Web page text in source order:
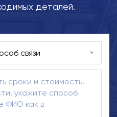
деталей.